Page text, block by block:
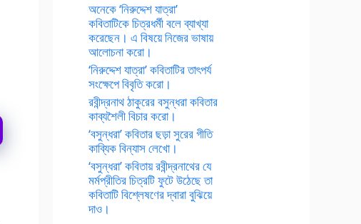
অনেকে ‘নিরুদ্দেশ যাত্রা’
কবিতাটিকে চিত্রধর্মী বলে ব্যাখ্যা
করেছেন। এ বিষয়ে নিজের ভাষায়
আলোচনা করো।
‘নিরুদ্দেশ যাত্রা’ কবিতাটির তাৎপর্য
সংক্ষেপে বিবৃতি করো।
রবীন্দ্রনাথ ঠাকুরের বসুন্ধরা কবিতার
কাব্যশৈলী বিচার করো।
‘বসুন্ধরা’ কবিতার ছড়া সুরের গীতি
কাব্যিক বিন্যাস লেখো।
‘বসুন্ধরা’ কবিতায় রবীন্দ্রনাথের যে
মর্মপ্রীতির চিত্রটি ফুটে উঠেছে তা
কবিতাটি বিশ্লেষণের দ্বারা বুঝিয়ে
দাও।